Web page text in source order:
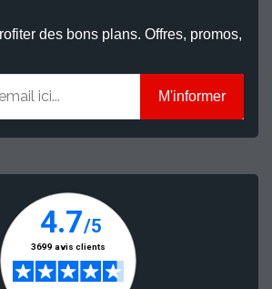
des bons plans. Offres, promos,
M'informer